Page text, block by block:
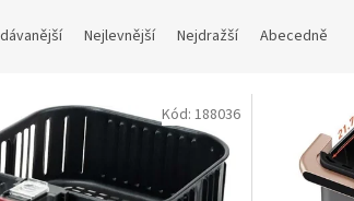
Nejlevnější Nejdražší Abecedně
Kód: 188036